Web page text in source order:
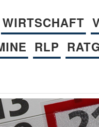
WIRTSCHAFT
RLP